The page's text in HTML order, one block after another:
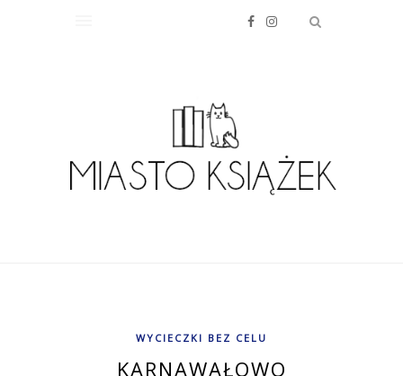
WYCIECZKI BEZ CELU
KARNAWAŁOWO